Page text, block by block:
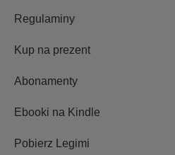
Regulaminy
Kup na prezent
Abonamenty
Ebooki na Kindle
Pobierz Legimi